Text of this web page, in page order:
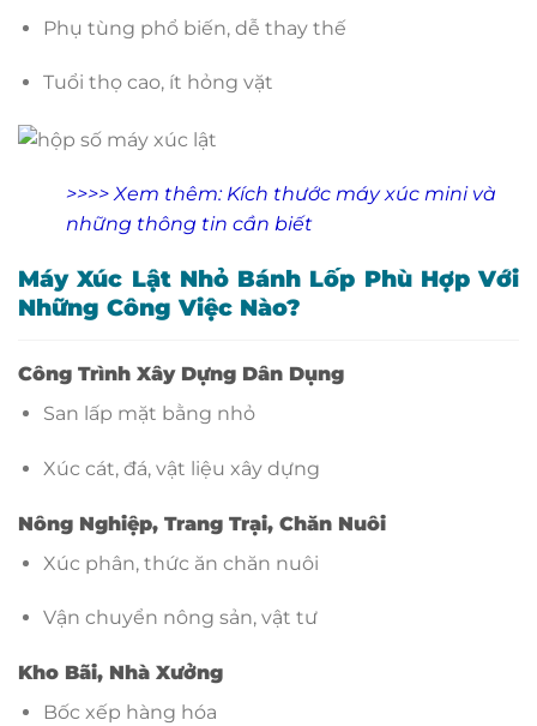
Phụ tùng phổ biến, dễ thay thế
Tuổi thọ cao, ít hỏng vặt
>>>> Xem thêm: Kích thước máy xúc mini và
những thông tin cần biết
Máy Xúc Lật Nhỏ Bánh Lốp Phù Hợp Với
Những Công Việc Nào?
Công Trình Xây Dựng Dân Dụng
San lấp mặt bằng nhỏ
Xúc cát, đá, vật liệu xây dựng
Nông Nghiệp, Trang Trại, Chăn Nuôi
Xúc phân, thức ăn chăn nuôi
Vận chuyển nông sản, vật tư
Kho Bãi, Nhà Xưởng
Bốc xếp hàng hóa